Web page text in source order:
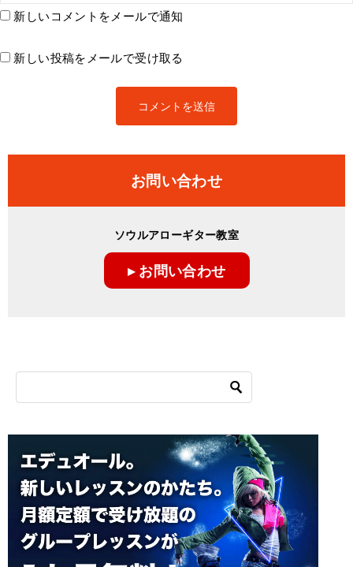
新しいコメントをメールで通知
新しい投稿をメールで受け取る
お問い合わせ
ソウルアローギター教室
▸ お問い合わせ